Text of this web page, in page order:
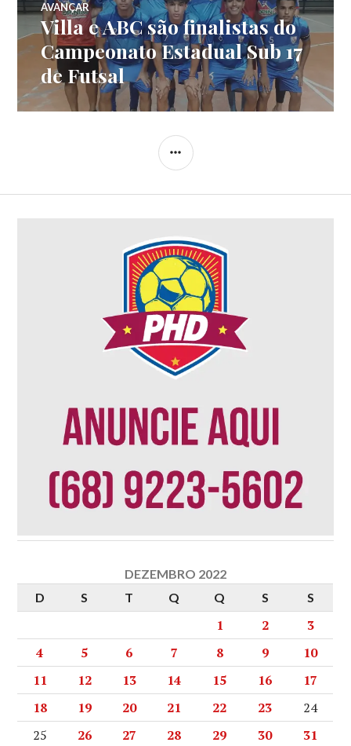
AVANÇAR
Villa e ABC são finalistas do
Campeonato Estadual Sub 17
de Futsal
DEZEMBRO 2022
D
S T Q Q S S
1 2
3
4
5 6 7 8 9
10
11
12 13 14 15 16
17
18
19 20 21 22 23
24
25
26 27 28 29 30 31